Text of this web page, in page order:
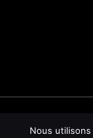
Nous